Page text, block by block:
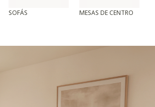
SOFÁS MESAS DE CENTRO